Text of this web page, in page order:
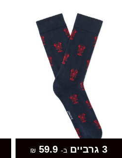
3 גרביים ב- ₪